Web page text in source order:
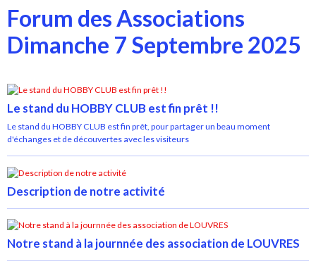
Forum des Associations
Dimanche 7 Septembre 2025
Le stand du HOBBY CLUB est fin prêt !!
Le stand du HOBBY CLUB est fin prêt, pour partager un beau moment
d'échanges et de découvertes avec les visiteurs
Description de notre activité
Notre stand à la journnée des association de LOUVRES